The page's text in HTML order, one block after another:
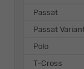
Passat
Passat
Polo
T-Cross